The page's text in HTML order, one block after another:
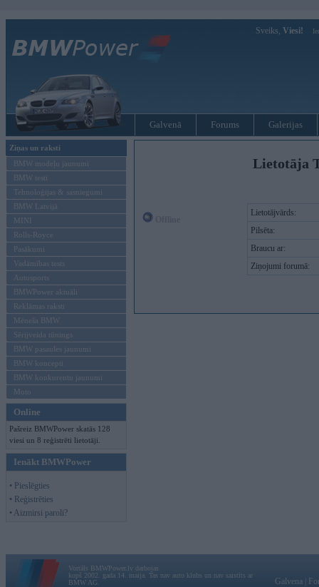
Sveiks, Viesi!
Galvenā Forums Galerijas
Ziņas un raksti
BMW modeļu jaunumi
BMW testi
Tehnoloģijas & sasniegumi
BMW Latvijā
MINI
Rolls-Royce
Pasākumi
Vadāmības tests
Autosports
BMWPower aktuāli
Reklāmas raksti
Mēneša BMW
Sērijveida tūnings
BMW pasaules jaunumi
BMW koncepti
BMW konkurentu jaunumi
Moto
Online
Pašreiz BMWPower skatās 128
viesi un 8 reģistrēti lietotāji.
Ienākt BMWPower
• Pieslēgties
• Reģistrēties
• Aizmirsi paroli?
Lietotāja
Lietotājvārds:
Pilsēta:
Braucu ar:
Ziņojumi forumā:
Vortāls BMWPower.lv darbojas
kopš 2002. gada 14. maija. Tas nav auto klubs un nav saistīts ar
BMW AG.
Galvena